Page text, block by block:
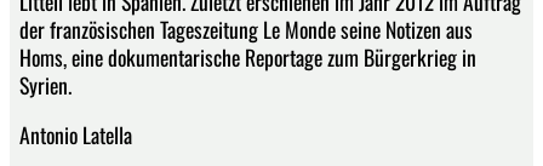
der französischen Tageszeitung Le Monde seine Notizen aus
Homs, eine dokumentarische Reportage zum Bürgerkrieg in
Syrien.
Antonio Latella